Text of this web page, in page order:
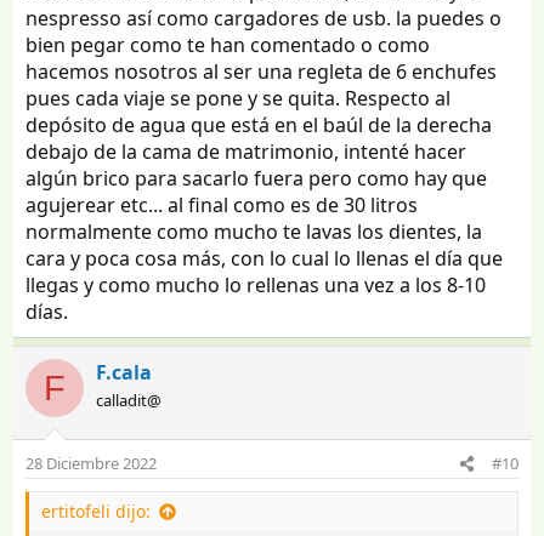
nespresso así como cargadores de usb. la puedes o
bien pegar como te han comentado o como
hacemos nosotros al ser una regleta de 6 enchufes
pues cada viaje se pone y se quita. Respecto al
depósito de agua que está en el baúl de la derecha
debajo de la cama de matrimonio, intenté hacer
algún brico para sacarlo fuera pero como hay que
agujerear etc... al final como es de 30 litros
normalmente como mucho te lavas los dientes, la
cara y poca cosa más, con lo cual lo llenas el día que
llegas y como mucho lo rellenas una vez a los 8-10
días.
F F.cala
calladit@
28 Diciembre 2022 #10
ertitofeli dijo: